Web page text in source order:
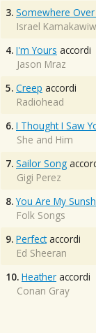
3. Somewhere
Israel
4. I'm Yours accordi
Jason Mraz
5. Creep accordi
Radiohead
6. I Thought I Saw
She and Him
7. Sailor Song
Gigi Perez
8. You Are My
Folk Songs
9. Perfectaccordi
Ed Sheeran
10. Heather accordi
Conan Gray